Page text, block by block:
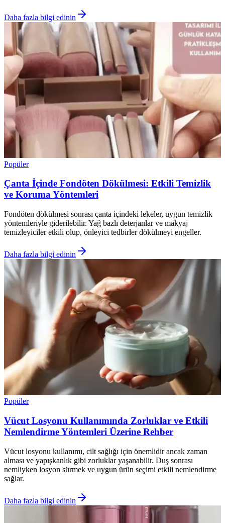
Daha fazla bilgi edinin
Popüler
Çanta İçinde Fondöten Dökülmesi: Etkili Temizlik
ve Koruma Yöntemleri
Fondöten dökülmesi sonrası çanta içindeki lekeler, uygun temizlik
yöntemleriyle giderilebilir. Yağ bazlı deterjanlar ve makyaj
temizleyiciler etkili olup, önleyici tedbirler dökülmeyi engeller.
Daha fazla bilgi edinin
Popüler
Vücut Losyonu Kullanımında Zorluklar ve Etkili
Nemlendirme Yöntemleri Üzerine Rehber
Vücut losyonu kullanımı, cilt sağlığı için önemlidir ancak zaman
alması ve yapışkanlık gibi zorluklar yaşanabilir. Duş sonrası
nemliyken losyon sürmek ve uygun ürün seçimi etkili nemlendirme
sağlar.
Daha fazla bilgi edinin